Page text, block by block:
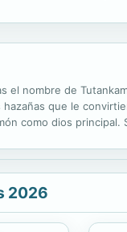
el nombre de
hazañas que le
como dios
2026